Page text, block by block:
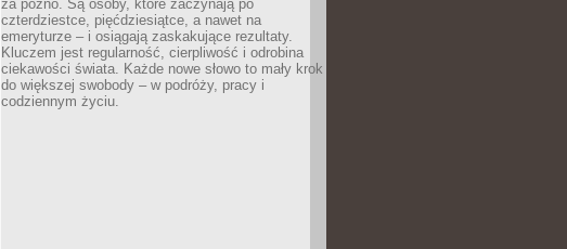
za późno. Są osoby, które zaczynają po
czterdziestce, pięćdziesiątce, a nawet na
emeryturze – i osiągają zaskakujące rezultaty.
Kluczem jest regularność, cierpliwość i odrobina
ciekawości świata. Każde nowe słowo to mały krok
do większej swobody – w podróży, pracy i
codziennym życiu.